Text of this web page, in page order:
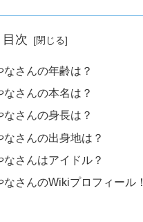
目次
なさんの年齢は？
なさんの本名は？
なさんの身長は？
なさんの出身地は？
なさんはアイドル？
なさんのWikiプロフィール！